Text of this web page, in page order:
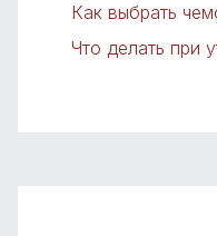
Как выбрать
Что делать при